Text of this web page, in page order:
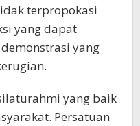
terpropokasi
yang dapat
yang
yang baik
Persatuan